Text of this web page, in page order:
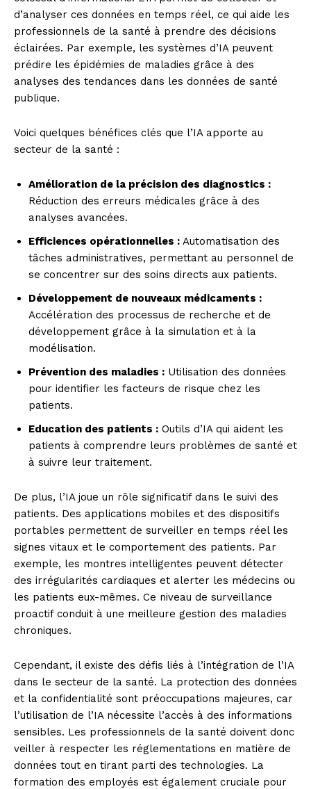
SUBSCRIBE NOW
Company
About
Contact us
My account
d’analyser ces données en temps réel, ce qui aide les
professionnels de la santé à prendre des décisions
éclairées. Par exemple, les systèmes d’IA peuvent
prédire les épidémies de maladies grâce à des
analyses des tendances dans les données de santé
publique.
Voici quelques bénéfices clés que l’IA apporte au
secteur de la santé :
Amélioration de la précision des diagnostics :
Réduction des erreurs médicales grâce à des
analyses avancées.
Efficiences opérationnelles : Automatisation des
tâches administratives, permettant au personnel de
se concentrer sur des soins directs aux patients.
Développement de nouveaux médicaments :
Accélération des processus de recherche et de
développement grâce à la simulation et à la
modélisation.
Prévention des maladies : Utilisation des données
pour identifier les facteurs de risque chez les
patients.
Education des patients : Outils d’IA qui aident les
patients à comprendre leurs problèmes de santé et
à suivre leur traitement.
De plus, l’IA joue un rôle significatif dans le suivi des
patients. Des applications mobiles et des dispositifs
portables permettent de surveiller en temps réel les
signes vitaux et le comportement des patients. Par
exemple, les montres intelligentes peuvent détecter
des irrégularités cardiaques et alerter les médecins ou
les patients eux-mêmes. Ce niveau de surveillance
proactif conduit à une meilleure gestion des maladies
chroniques.
Cependant, il existe des défis liés à l’intégration de l’IA
dans le secteur de la santé. La protection des données
et la confidentialité sont préoccupations majeures, car
l’utilisation de l’IA nécessite l’accès à des informations
sensibles. Les professionnels de la santé doivent donc
veiller à respecter les réglementations en matière de
données tout en tirant parti des technologies. La
formation des employés est également cruciale pour